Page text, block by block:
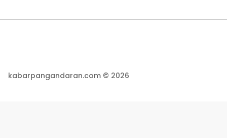
kabarpangandaran.com © 2026